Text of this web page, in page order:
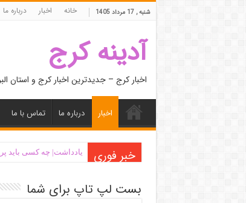
شنبه , 17 مرداد 1405 خانه اخبار درباره ما
آدینه کرج
اخبار کرج – جدیدترین اخبار کرج و استان
اخبار درباره ما تماس با ما
خبر فوری یادداشت| ‌چه کسی باید
بست لپ تاپ برای شما